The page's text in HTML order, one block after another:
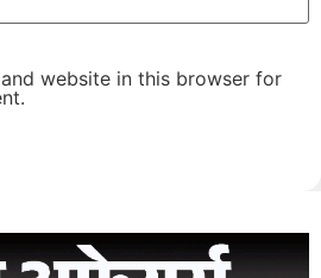
website in this browser for